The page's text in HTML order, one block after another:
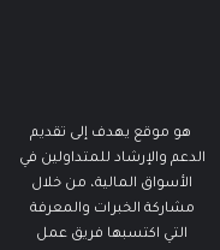
هو موقع يهدف إلى تقديم
الدعم والإرشاد للمتداولين في
الأسواق المالية، من خلال
مشاركة الخبرات والمعرفة
التي اكتسبها فريق عمل